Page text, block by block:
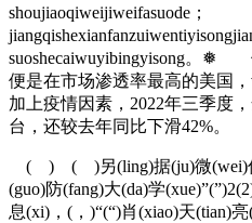
shoujiaoqiweijiweifasuode；
suoshecaiwuyibingyisong。❅
便是在市场渗透率最高的美国
加上疫情因素，2022年三季度
台，还较去年同比下滑42%。
( ) ( )另(ling)据(ju)微(wei)信
(guo)防(fang)大(da)学
息(xi)，(，)“(“)肖(xiao)天(tian)